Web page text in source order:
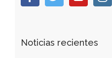
Noticias recientes